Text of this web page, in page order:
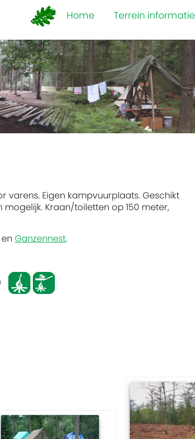
Home Terrein informatie
varens. Eigen kampvuurplaats. Geschikt
Kraan/toiletten op 150 meter,
en Ganzennest.